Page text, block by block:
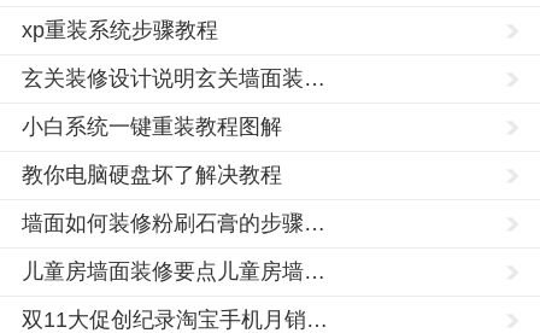
xp重装系统步骤教程
玄关装修设计说明玄关墙面装…
小白系统一键重装教程图解
教你电脑硬盘坏了解决教程
墙面如何装修粉刷石膏的步骤…
儿童房墙面装修要点儿童房墙…
双11大促创纪录淘宝手机月销…